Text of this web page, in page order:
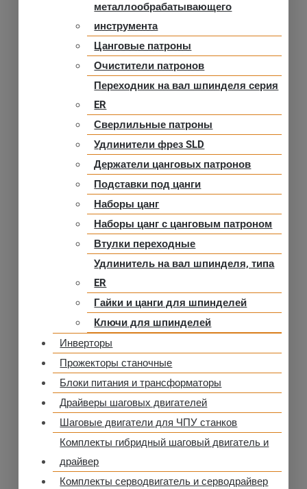
металлообрабатывающего
инструмента
Цанговые патроны
Очистители патронов
Переходник на вал шпинделя серия
ER
Сверлильные патроны
Удлинители фрез SLD
Держатели цанговых патронов
Подставки под цанги
Наборы цанг
Наборы цанг с цанговым патроном
Втулки переходные
Удлинитель на вал шпинделя, типа
ER
Гайки и цанги для шпинделей
Ключи для шпинделей
Инверторы
Прожекторы станочные
Блоки питания и трансформаторы
Драйверы шаговых двигателей
Шаговые двигатели для ЧПУ станков
Комплекты гибридный шаговый двигатель и
драйвер
Комплекты серводвигатель и серводрайвер